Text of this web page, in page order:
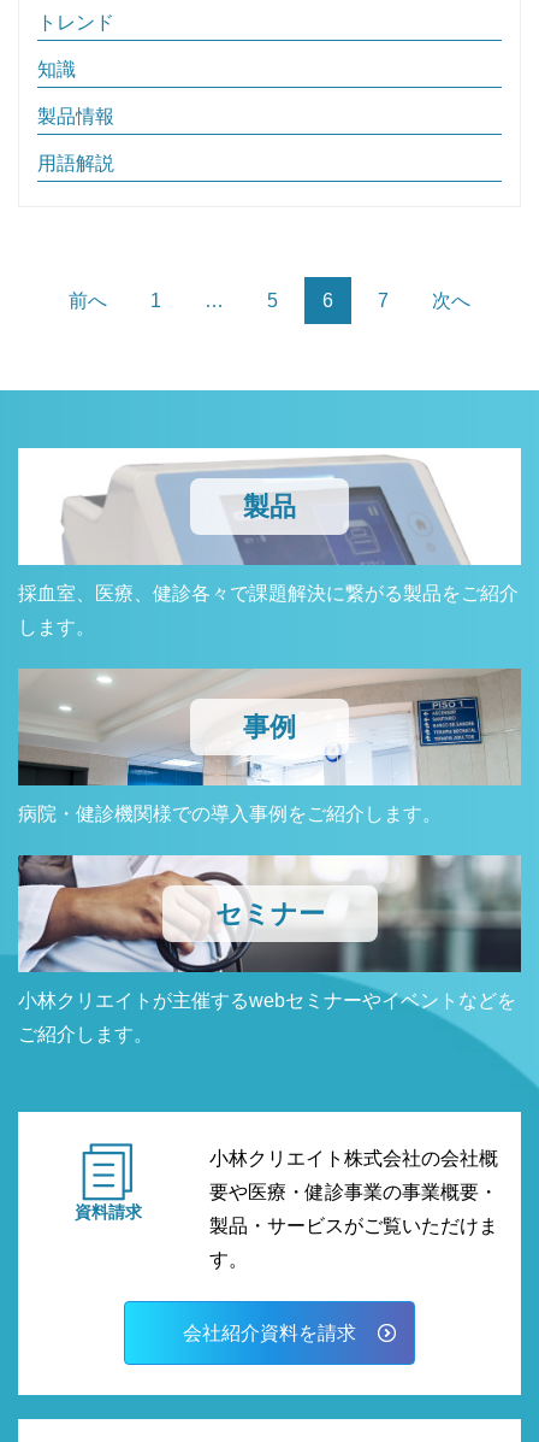
トレンド
知識
製品情報
用語解説
前へ 1 … 5 6 7 次へ
製品
採血室、医療、健診各々で課題解決に繋がる製品をご紹介
します。
事例
病院・健診機関様での導入事例をご紹介します。
セミナー
小林クリエイトが主催するwebセミナーやイベントなどを
ご紹介します。
資料請求
小林クリエイト株式会社の会社概
要や医療・健診事業の事業概要・
製品・サービスがご覧いただけま
す。
会社紹介資料を請求